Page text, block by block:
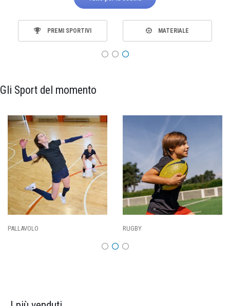
TUTTI GLI SPORT ABBIGLIAMENTO
Gli Sport del momento
PALLAVOLO RUGBY